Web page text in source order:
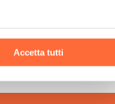
Accetta tutti